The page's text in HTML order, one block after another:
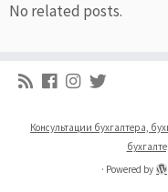
No related posts.
Консультации бухгалтера,
· Powered by